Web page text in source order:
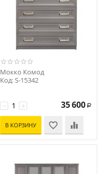
Мокко Комод
Код: S-15342
+
− 35 600 Р
В КОРЗИНУ